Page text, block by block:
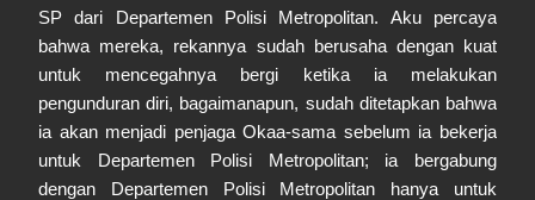
SP dari Departemen Polisi Metropolitan. Aku percaya
bahwa mereka, rekannya sudah berusaha dengan kuat
untuk mencegahnya bergi ketika ia melakukan
pengunduran diri, bagaimanapun, sudah ditetapkan bahwa
ia akan menjadi penjaga Okaa-sama sebelum ia bekerja
untuk Departemen Polisi Metropolitan; ia bergabung
dengan Departemen Polisi Metropolitan hanya untuk